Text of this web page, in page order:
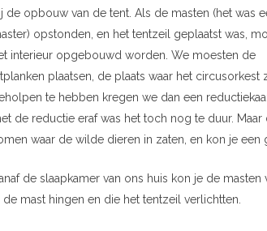
de opbouw van de tent. Als de masten (het was
opstonden, en het tentzeil geplaatst was,
interieur opgebouwd worden. We moesten de
plaatsen, de plaats waar het
te hebben kregen we dan een
de reductie eraf was het toch nog te duur.
waar de wilde dieren in zaten, en kon je
de slaapkamer van ons huis kon je de
de mast hingen en die het tentzeil verlichtten.